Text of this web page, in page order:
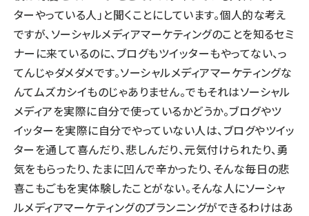
ターやっている人」と聞くことにしています。個人的な考え
ですが、ソーシャルメディアマーケティングのことを知るセミ
ナーに来ているのに、ブログもツイッターもやってない、っ
てんじゃダメダメです。ソーシャルメディアマーケティングな
んてムズカシイものじゃありません。でもそれはソーシャル
メディアを実際に自分で使っているかどうか。ブログやツ
イッターを実際に自分でやっていない人は、ブログやツイッ
ターを通して喜んだり、悲しんだり、元気付けられたり、勇
気をもらったり、たまに凹んで辛かったり、そんな毎日の悲
喜こもごもを実体験したことがない。そんな人にソーシャ
ルメディアマーケティングのプランニングができるわけはあ